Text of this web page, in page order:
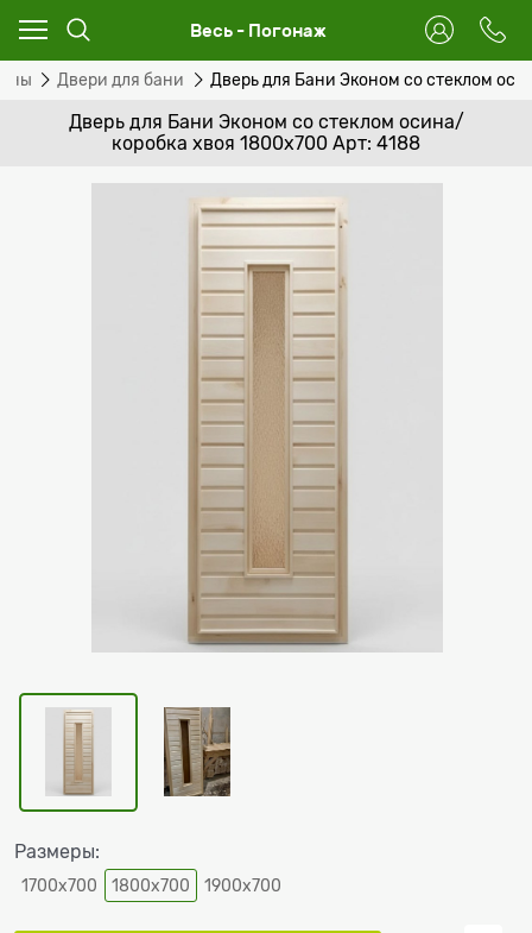
Весь - Погонаж
Двери для бани Дверь для Бани Эконом со стеклом
Дверь для Бани Эконом со стеклом осина/
коробка хвоя 1800х700 Арт: 4188
Размеры:
1700х700 1800х700 1900х700